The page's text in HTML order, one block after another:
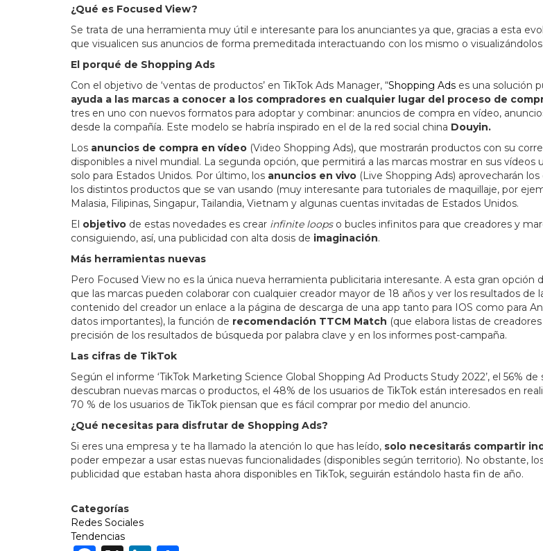
¿Qué es Focused View?
Se trata de una herramienta muy útil e interesante para los anunciantes ya que, gracias a esta
que visualicen sus anuncios de forma premeditada interactuando con los mismo o
El porqué de Shopping Ads
Con el objetivo de ‘ventas de productos’ en TikTok Ads Manager, “Shopping Ads es una solución
ayuda a las marcas a conocer a los compradores en cualquier lugar del proceso de
tres en uno con nuevos formatos para adoptar y combinar: anuncios de compra en vídeo,
desde la compañía. Este modelo se habría inspirado en el de la red social china Douyin.
Los anuncios de compra en vídeo (Video Shopping Ads), que mostrarán productos con su
disponibles a nivel mundial. La segunda opción, que permitirá a las marcas mostrar en sus vídeos
solo para Estados Unidos. Por último, los anuncios en vivo (Live Shopping Ads) aprovecharán
los distintos productos que se van usando (muy interesante para tutoriales de maquillaje, por
Malasia, Filipinas, Singapur, Tailandia, Vietnam y algunas cuentas invitadas de Estados Unidos.
El objetivo de estas novedades es crear infinite loopso bucles infinitos para que creadores y
consiguiendo, así, una publicidad con alta dosis de imaginación.
Más herramientas nuevas
Pero Focused View no es la única nueva herramienta publicitaria interesante. A esta gran opción
que las marcas pueden colaborar con cualquier creador mayor de 18 años y ver los resultados de
contenido del creador un enlace a la página de descarga de una app tanto para IOS como para
datos importantes), la función de recomendación TTCM Match (que elabora listas de
precisión de los resultados de búsqueda por palabra clave y en los informes post-campaña.
Las cifras de TikTok
Según el informe ‘TikTok Marketing Science Global Shopping Ad Products Study 2022’, el 56%
descubran nuevas marcas o productos, el 48% de los usuarios de TikTok están interesados en
70 % de los usuarios de TikTok piensan que es fácil comprar por medio del anuncio.
¿Qué necesitas para disfrutar de Shopping Ads?
Si eres una empresa y te ha llamado la atención lo que has leído, solo necesitarás compartir
poder empezar a usar estas nuevas funcionalidades (disponibles según territorio). No obstante,
publicidad que estaban hasta ahora disponibles en TikTok, seguirán estándolo hasta fin de año.
Categorías
Redes Sociales
Tendencias